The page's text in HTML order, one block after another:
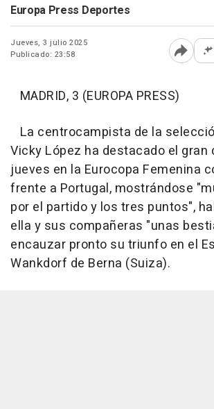
Europa Press Deportes
Jueves, 3 julio 2025
Publicado: 23:58
Abrir
MADRID, 3 (EUROPA PRESS)
La centrocampista de la
Vicky López ha destacado el gran
jueves en la Eurocopa Femenina
frente a Portugal, mostrándose
por el partido y los tres puntos",
ella y sus compañeras "unas
encauzar pronto su triunfo en el
Wankdorf de Berna (Suiza).